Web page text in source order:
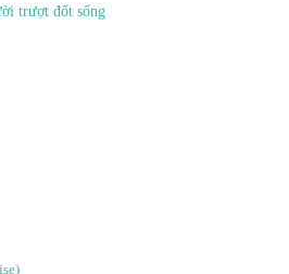
trượt đốt sống